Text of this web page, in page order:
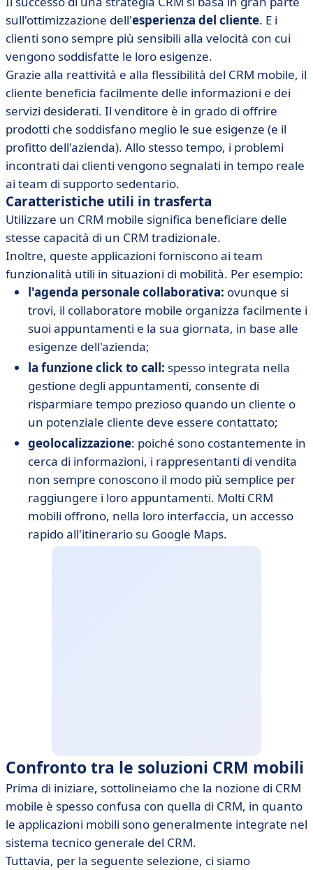
sull'ottimizzazione dell'esperienza del cliente. E i
clienti sono sempre più sensibili alla velocità con cui
vengono soddisfatte le loro esigenze.
Grazie alla reattività e alla flessibilità del CRM mobile, il
cliente beneficia facilmente delle informazioni e dei
servizi desiderati. Il venditore è in grado di offrire
prodotti che soddisfano meglio le sue esigenze (e il
profitto dell'azienda). Allo stesso tempo, i problemi
incontrati dai clienti vengono segnalati in tempo reale
ai team di supporto sedentario.
Caratteristiche utili in trasferta
Utilizzare un CRM mobile significa beneficiare delle
stesse capacità di un CRM tradizionale.
Inoltre, queste applicazioni forniscono ai team
funzionalità utili in situazioni di mobilità. Per esempio:
l'agenda personale collaborativa: ovunque si
trovi, il collaboratore mobile organizza facilmente i
suoi appuntamenti e la sua giornata, in base alle
esigenze dell'azienda;
la funzione click to call: spesso integrata nella
gestione degli appuntamenti, consente di
risparmiare tempo prezioso quando un cliente o
un potenziale cliente deve essere contattato;
geolocalizzazione: poiché sono costantemente in
cerca di informazioni, i rappresentanti di vendita
non sempre conoscono il modo più semplice per
raggiungere i loro appuntamenti. Molti CRM
mobili offrono, nella loro interfaccia, un accesso
rapido all'itinerario su Google Maps.
Confronto tra le soluzioni CRM mobili
Prima di iniziare, sottolineiamo che la nozione di CRM
mobile è spesso confusa con quella di CRM, in quanto
le applicazioni mobili sono generalmente integrate nel
sistema tecnico generale del CRM.
Tuttavia, per la seguente selezione, ci siamo